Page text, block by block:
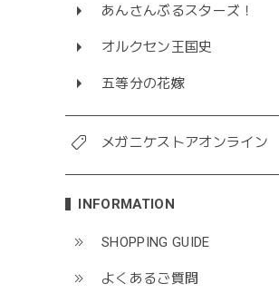
あんさんぶるスターズ！
オルクセン王国史
五等分の花嫁
メガニケストアオンライン
INFORMATION
SHOPPING GUIDE
よくあるご質問